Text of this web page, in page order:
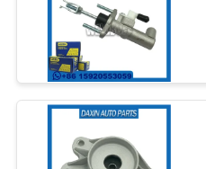
गुणवत्ता
नियंत्रण
हमसे
मर्सिडीज
पार्ट्स